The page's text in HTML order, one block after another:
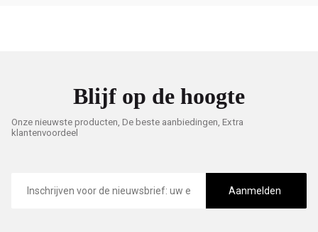
Blijf op de hoogte
Onze nieuwste producten, De beste aanbiedingen, Extra
klantenvoordeel
mailadres
Aanmelden